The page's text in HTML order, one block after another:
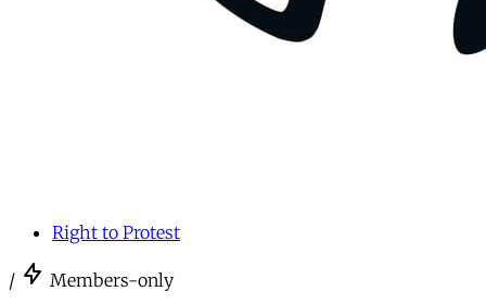
Right to Protest
/ Members-only